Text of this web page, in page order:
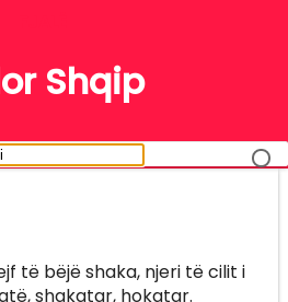
Shqip
të bëjë shaka, njeri të cilit i
shakatar, hokatar.